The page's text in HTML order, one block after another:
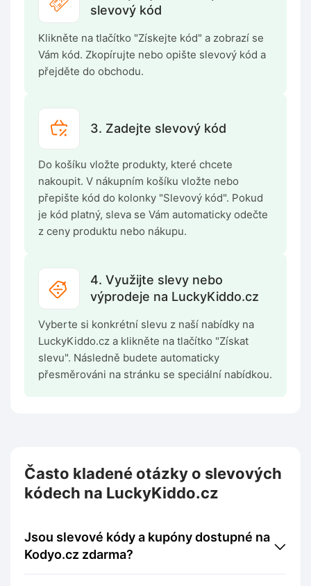
slevový kód
Klikněte na tlačítko "Získejte kód" a zobrazí se
Vám kód. Zkopírujte nebo opište slevový kód a
přejděte do obchodu.
3. Zadejte slevový kód
Do košíku vložte produkty, které chcete
nakoupit. V nákupním košíku vložte nebo
přepište kód do kolonky "Slevový kód". Pokud
je kód platný, sleva se Vám automaticky odečte
z ceny produktu nebo nákupu.
4. Využijte slevy nebo
výprodeje na LuckyKiddo.cz
Vyberte si konkrétní slevu z naší nabídky na
LuckyKiddo.cz a klikněte na tlačítko "Získat
slevu". Následně budete automaticky
přesměrováni na stránku se speciální nabídkou.
Často kladené otázky o slevových
kódech na LuckyKiddo.cz
Jsou slevové kódy a kupóny dostupné na
Kodyo.cz zdarma?